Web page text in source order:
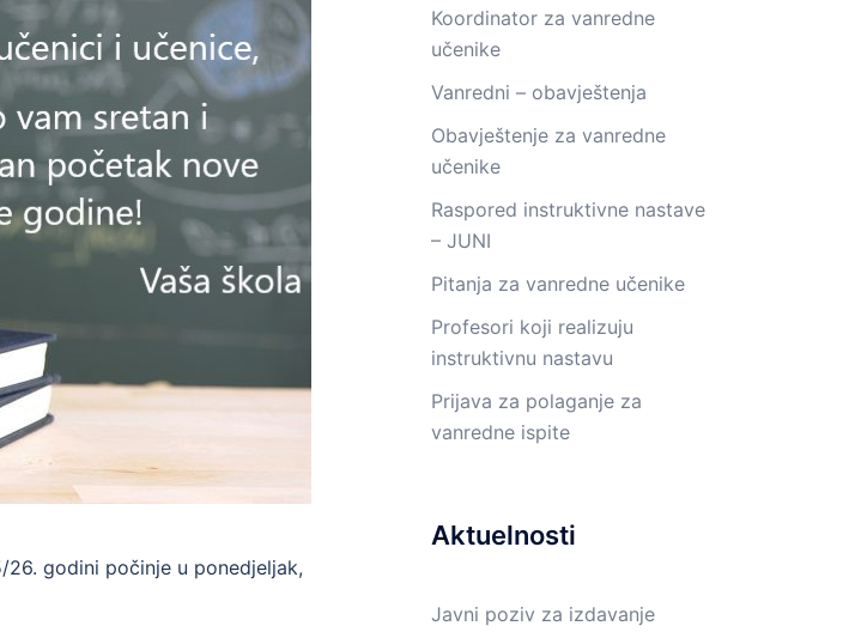
godini počinje u ponedjeljak,
Koordinator za vanredne
učenike
Vanredni – obavještenja
Obavještenje za vanredne
učenike
Raspored instruktivne nastave
– JUNI
Pitanja za vanredne učenike
Profesori koji realizuju
instruktivnu nastavu
Prijava za polaganje za
vanredne ispite
Aktuelnosti
Javni poziv za izdavanje